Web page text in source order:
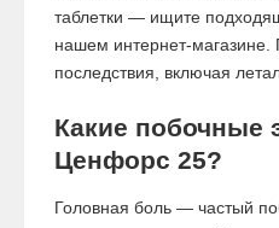
таблетки — ищите
нашем интернет-магазине.
последствия, включая
Какие побочные
Ценфорс 25?
Головная боль — частый